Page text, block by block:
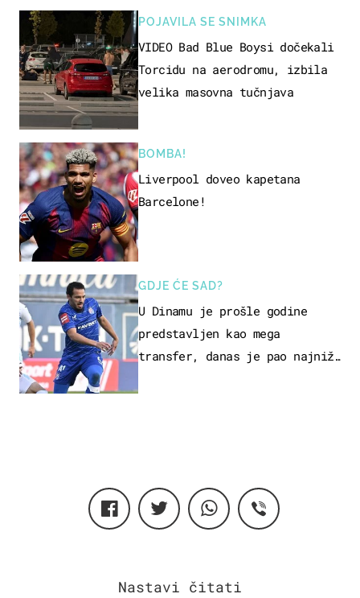
POJAVILA SE SNIMKA
VIDEO Bad Blue Boysi dočekali
Torcidu na aerodromu, izbila
velika masovna tučnjava
BOMBA!
Liverpool doveo kapetana
Barcelone!
GDJE ĆE SAD?
U Dinamu je prošle godine
predstavljen kao mega
transfer, danas je pao najniže